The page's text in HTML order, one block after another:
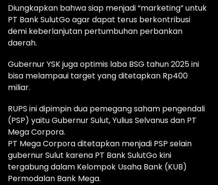
Diungkapkan bahwa siap menjadi “marketing” untuk
PT Bank SulutGo agar dapat terus berkontribusi
demi keberlanjutan pertumbuhan perbankan
daerah.
Gubernur YSK juga optimis laba BSG tahun 2025 ini
bisa melampaui target yang ditetapkan Rp400
miliar.
RUPS ini dipimpin dua pemegang saham pengendali
(PSP) yaitu Gubernur Sulut, Yulius Selvanus dan PT
Mega Corpora.
PT Mega Corpora ditetapkan menjadi PSP selain
gubernur Sulut karena PT Bank SulutGo kini
tergabung dalam Kelompok Usaha Bank (KUB)
Permodalan Bank Mega.